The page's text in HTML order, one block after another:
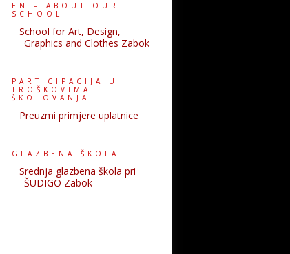
EN – ABOUT OUR
SCHOOL
School for Art, Design,
Graphics and Clothes Zabok
PARTICIPACIJA U
TROŠKOVIMA
ŠKOLOVANJA
Preuzmi primjere uplatnice
GLAZBENA ŠKOLA
Srednja glazbena škola pri
ŠUDIGO Zabok